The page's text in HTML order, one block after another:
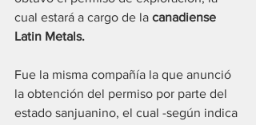
cual estará a cargo de la canadiense
Latin Metals.
Fue la misma compañía la que anunció
la obtención del permiso por parte del
estado sanjuanino, el cual -según indica